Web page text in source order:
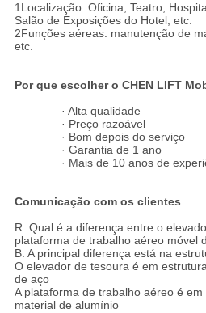
1Localização: Oficina, Teatro,
Salão de Exposições do Hotel, etc.
2Funções aéreas: manutenção de
etc.
Por que escolher o CHEN LIFT
· Alta qualidade
· Preço razoável
· Bom depois do serviço
· Garantia de 1 ano
· Mais de 10 anos de
Comunicação com os clientes
R: Qual é a diferença entre o
plataforma de trabalho aéreo móvel
B: A principal diferença está na
O elevador de tesoura é em
de aço
A plataforma de trabalho aéreo é
material de alumínio